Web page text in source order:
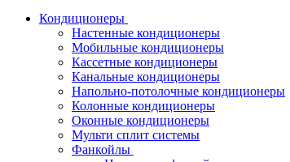
Кондиционеры
Настенные кондиционеры
Мобильные кондиционеры
Кассетные кондиционеры
Канальные кондиционеры
Напольно-потолочные кондиционеры
Колонные кондиционеры
Оконные кондиционеры
Мульти сплит системы
Фанкойлы